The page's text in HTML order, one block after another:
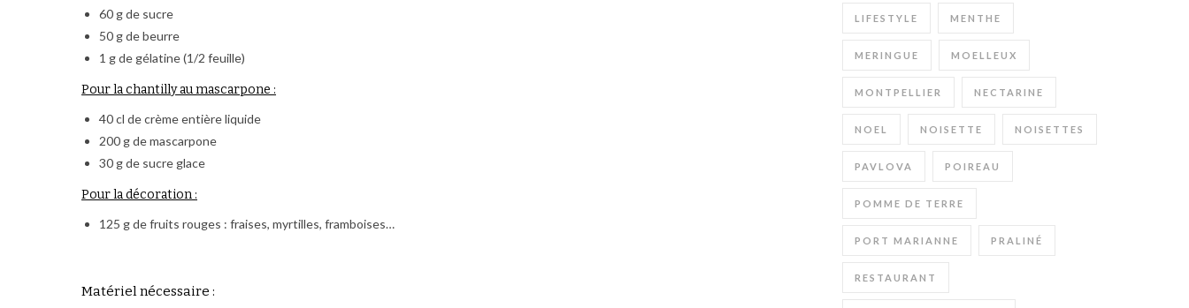
60 g de sucre
50 g de beurre
1 g de gélatine (1/2 feuille)
Pour la chantilly au mascarpone :
40 cl de crème entière liquide
200 g de mascarpone
30 g de sucre glace
Pour la décoration :
125 g de fruits rouges : fraises, myrtilles, framboises…
Matériel nécessaire :
LIFESTYLE MENTHE
MERINGUE MOELLEUX
MONTPELLIER NECTARINE
NOEL NOISETTE NOISETTES
PAVLOVA POIREAU
POMME DE TERRE
PORT MARIANNE PRALINÉ
RESTAURANT